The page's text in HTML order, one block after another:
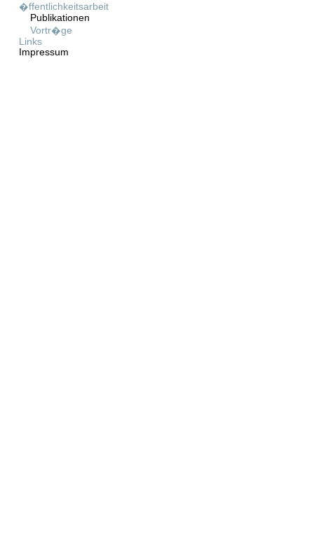
�ffentlichkeitsarbeit
Publikationen
Vortr�ge
Links
Impressum